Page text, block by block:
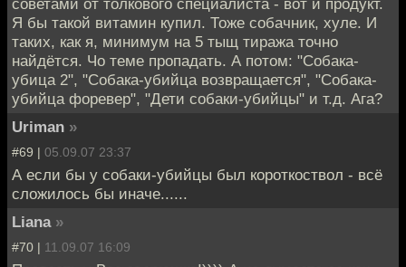
Я бы такой витамин купил. Тоже собачник, хуле. И
таких, как я, минимум на 5 тыщ тиража точно
найдётся. Чо теме пропадать. А потом: "Собака-
убица 2", "Собака-убийца возвращается", "Собака-
убийца форевер", "Дети собаки-убийцы" и т.д. Ага?
Uriman »
#69 | 05.09.07 23:37
А если бы у собаки-убийцы был короткоствол - всё
сложилось бы иначе......
Liana »
#70 | 11.09.07 16:09